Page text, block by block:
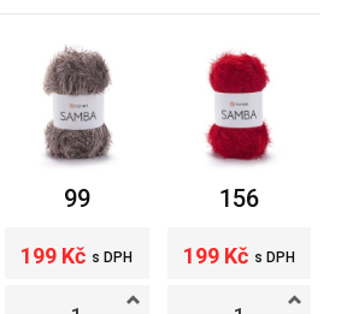
99
199 Kč s DPH
156
199 Kč s DPH